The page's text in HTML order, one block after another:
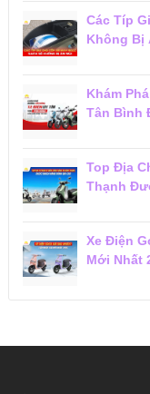
Các Típ
Không Bị
Khám
Tân Bình
Top Địa
Thạnh
Xe Điện
Mới Nhất